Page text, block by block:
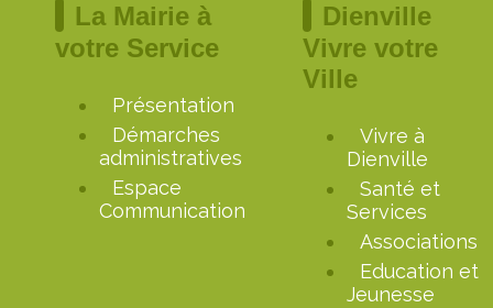
La Mairie à
votre Service
Présentation
Démarches
administratives
Espace
Communication
Dienville
Vivre votre
Ville
Vivre à
Dienville
Santé et
Services
Associations
Education et
Jeunesse